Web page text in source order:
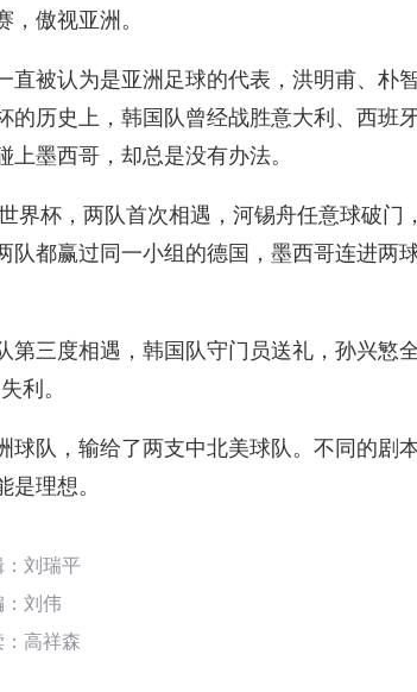
，傲视亚洲。
直被认为是亚洲足球的代表，洪明甫、朴
的历史上，韩国队曾经战胜意大利、西班
上墨西哥，却总是没有办法。
界杯，两队首次相遇，河锡舟任意球破
队都赢过同一小组的德国，墨西哥连进两
第三度相遇，韩国队守门员送礼，孙兴慜
利。
球队，输给了两支中北美球队。不同的剧
是理想。
刘瑞平
刘伟
高祥森